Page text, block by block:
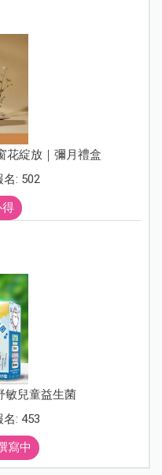
花綻放｜彌月禮盒
名: 502
得
敏兒童益生菌
: 453
寫中